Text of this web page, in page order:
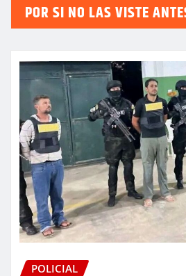
POR SI NO LAS VISTE
POLICIAL